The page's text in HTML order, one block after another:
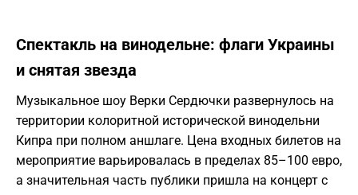
Спектакль на винодельне: флаги Украины
и снятая звезда
Музыкальное шоу Верки Сердючки развернулось на
территории колоритной исторической винодельни
Кипра при полном аншлаге. Цена входных билетов на
мероприятие варьировалась в пределах 85–100 евро,
а значительная часть публики пришла на концерт с